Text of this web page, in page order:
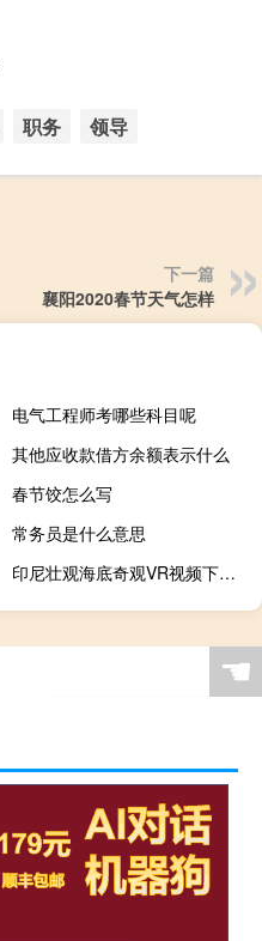
职务 领导
下一篇
襄阳2020春节天气怎样
电气工程师考哪些科目呢
其他应收款借方余额表示什么
春节饺怎么写
常务员是什么意思
印尼壮观海底奇观VR视频下载 30MB 环球旅行类
☚